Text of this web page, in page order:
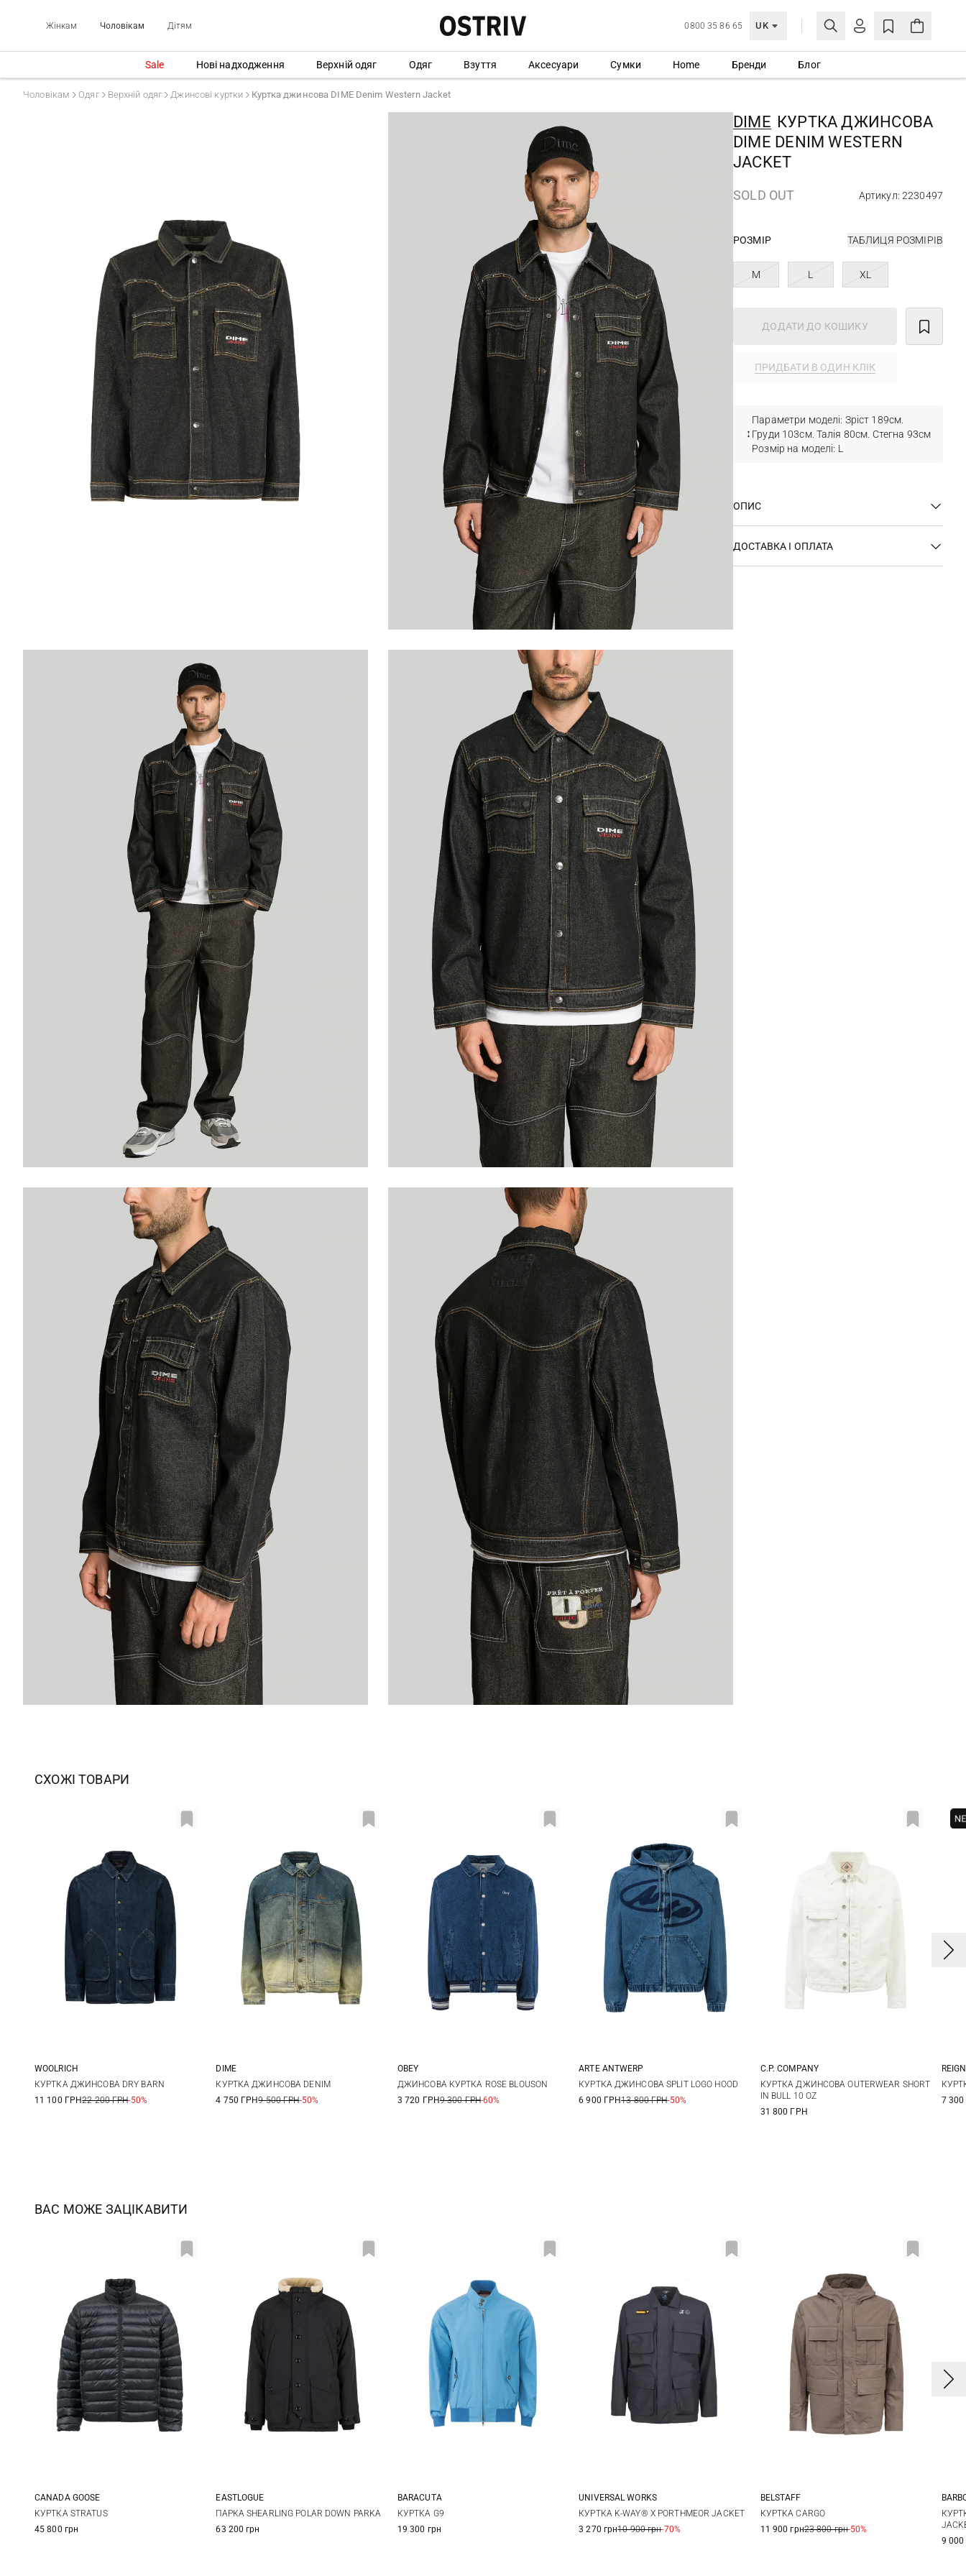
Жінкам Чоловікам Дітям 0800 35 86 65 UK
МОЯ ОБЛІКІВКА
Ще не зареєстровані?
СТВОРИТИ ОБЛІКІВКУ
Sale Нові надходження Верхній одяг Одяг Взуття Аксесуари Сумки Home Бренди Блог
Чоловікам Одяг Верхній одяг Джинсові куртки Куртка джинсова DIME Denim Western Jacket
DIME КУРТКА ДЖИНСОВА
DIME DENIM WESTERN
JACKET
SOLD OUT Артикул: 2230497
РОЗМІР ТАБЛИЦЯ РОЗМІРІВ
M L XL
ДОДАТИ ДО КОШИКУ
ПРИДБАТИ В ОДИН КЛІК
Параметри моделі: Зріст 189см.
Груди 103см. Талія 80см. Стегна 93см
Розмір на моделі: L
ОПИС
ДОСТАВКА І ОПЛАТА
СХОЖІ ТОВАРИ
L
WOOLRICH
КУРТКА ДЖИНСОВА DRY BARN
11 100 ГРН22 200 ГРН-50%
XS S M
DIME
КУРТКА ДЖИНСОВА DENIM
4 750 ГРН9 500 ГРН-50%
M L XL
OBEY
ДЖИНСОВА КУРТКА ROSE BLOUSON
3 720 ГРН9 300 ГРН-60%
S M L
ARTE ANTWERP
КУРТКА ДЖИНСОВА SPLIT LOGO HOOD
6 900 ГРН13 800 ГРН-50%
M L XL
C.P. COMPANY
КУРТКА ДЖИНСОВА OUTERWEAR SHORT
IN BULL 10 OZ
31 800 ГРН
L
REIGN
7
ВАС МОЖЕ ЗАЦІКАВИТИ
M L
CANADA GOOSE
КУРТКА STRATUS
45 800 грн
M L XL
EASTLOGUE
ПАРКА SHEARLING POLAR DOWN PARKA
63 200 грн
40
BARACUTA
КУРТКА G9
19 300 грн
M L XL XXL
UNIVERSAL WORKS
КУРТКА K-WAY® X PORTHMEOR JACKET
3 270 грн10 900 грн-70%
M L
BELSTAFF
КУРТКА CARGO
11 900 грн23 800 грн-50%
9 000